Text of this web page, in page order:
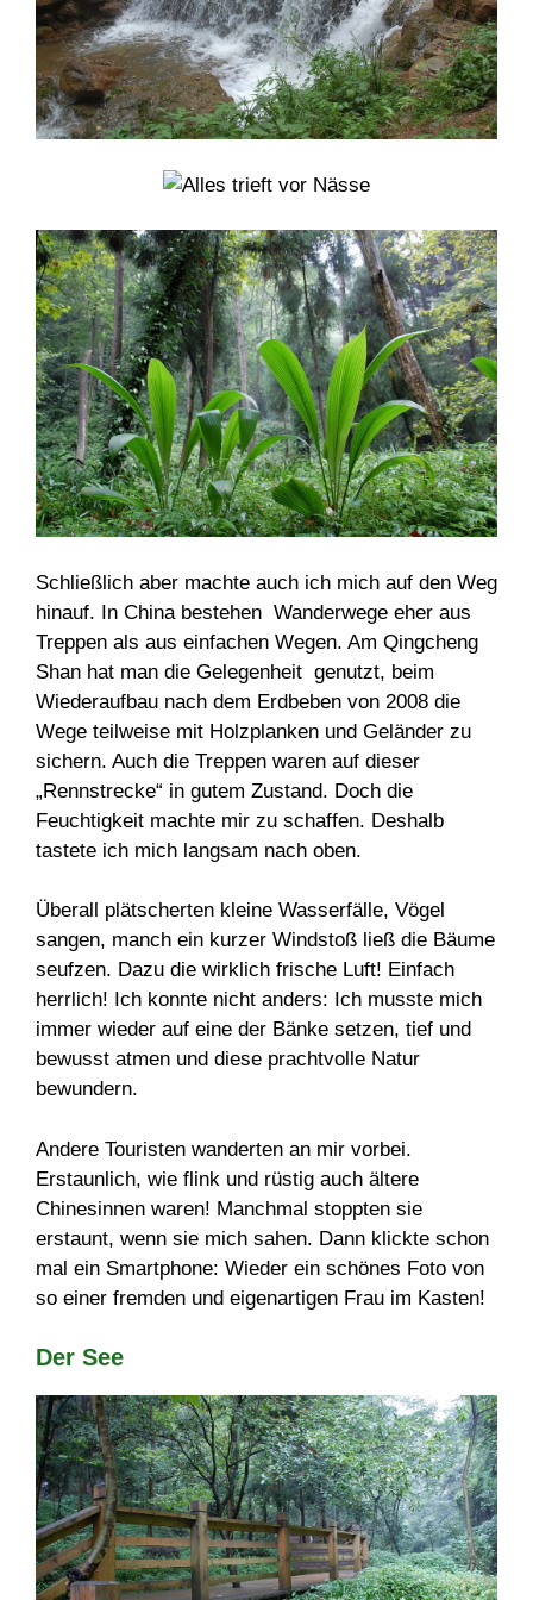
Schließlich aber machte auch ich mich auf den Weg
hinauf. In China bestehen Wanderwege eher aus
Treppen als aus einfachen Wegen. Am Qingcheng
Shan hat man die Gelegenheit genutzt, beim
Wiederaufbau nach dem Erdbeben von 2008 die
Wege teilweise mit Holzplanken und Geländer zu
sichern. Auch die Treppen waren auf dieser
„Rennstrecke“ in gutem Zustand. Doch die
Feuchtigkeit machte mir zu schaffen. Deshalb
tastete ich mich langsam nach oben.
Überall plätscherten kleine Wasserfälle, Vögel
sangen, manch ein kurzer Windstoß ließ die Bäume
seufzen. Dazu die wirklich frische Luft! Einfach
herrlich! Ich konnte nicht anders: Ich musste mich
immer wieder auf eine der Bänke setzen, tief und
bewusst atmen und diese prachtvolle Natur
bewundern.
Andere Touristen wanderten an mir vorbei.
Erstaunlich, wie flink und rüstig auch ältere
Chinesinnen waren! Manchmal stoppten sie
erstaunt, wenn sie mich sahen. Dann klickte schon
mal ein Smartphone: Wieder ein schönes Foto von
so einer fremden und eigenartigen Frau im Kasten!
Der See